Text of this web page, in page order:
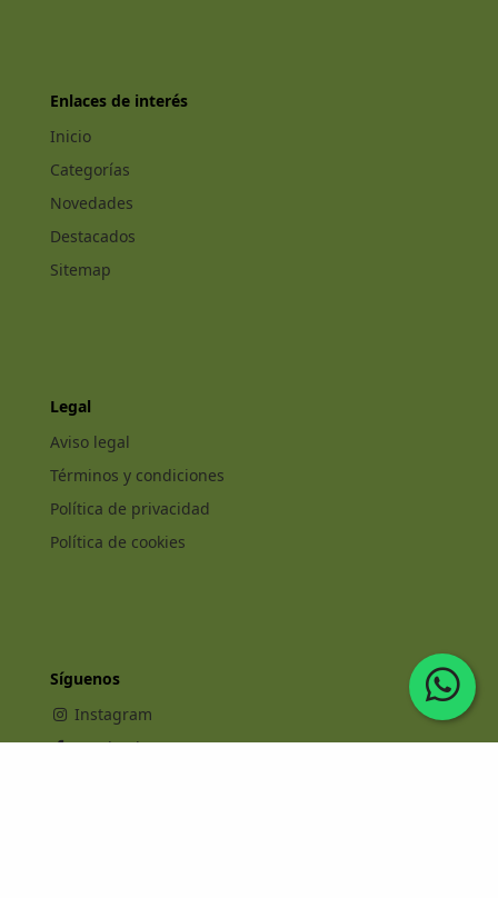
Enlaces de interés
Inicio
Categorías
Novedades
Destacados
Sitemap
Legal
Aviso legal
Términos y condiciones
Política de privacidad
Política de cookies
Síguenos
Instagram
Facebook